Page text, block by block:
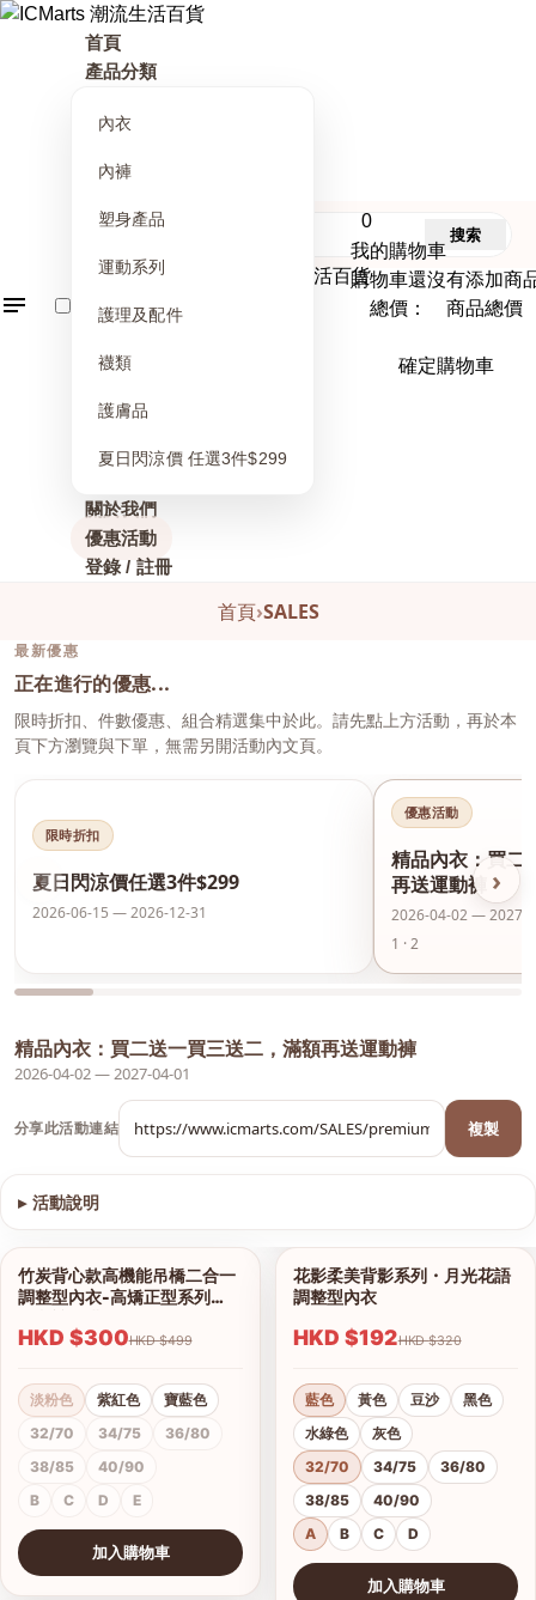
首頁
產品分類
內衣
內褲
塑身產品
運動系列
護理及配件
襪類
護膚品
夏日閃涼價 任選3件$299
關於我們
優惠活動
登錄 / 註冊
0
我的購物車
購物車還沒有添加商
總價： 商品總價
確定購物車
搜索
首頁›SALES
最新優惠
正在進行的優惠...
限時折扣、件數優惠、組合精選集中於此。請先點上方活動，再於本
頁下方瀏覽與下單，無需另開活動內文頁。
‹ ›
限時折扣
夏日閃涼價任選3件$299
2026-06-15 — 2026-12-31
優惠活動
精品內衣：買二
再送運動褲
2026-04-02 — 2027-
1 · 2
精品內衣：買二送一買三送二，滿額再送運動褲
2026-04-02 — 2027-04-01
分享此活動連結 複製
▸ 活動說明
1/13
查看圖片
竹炭背心款高機能吊橋二合一
調整型內衣-高矯正型系列
HKD $300 HKD $499
淡粉色 紫紅色
寶藍色
32/70
34/75
36/80
38/85
40/90
B
C D E
加入購物車
查看圖片
1/18
花影柔美背影系列・月光花語
調整型內衣
HKD $192 HKD $320
藍色 黃色 豆沙
黑色
水綠色
灰色
32/70
34/75
36/80
38/85
40/90
A
B C D
加入購物車